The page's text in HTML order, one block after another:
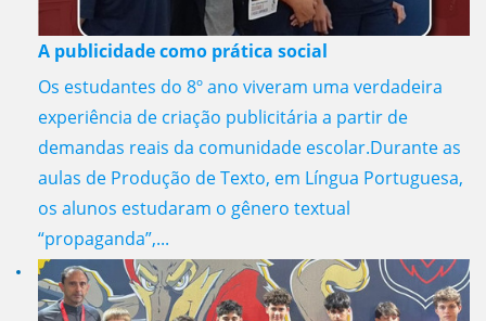
A publicidade como prática social
Os estudantes do 8º ano viveram uma verdadeira
experiência de criação publicitária a partir de
demandas reais da comunidade escolar.Durante as
aulas de Produção de Texto, em Língua Portuguesa,
os alunos estudaram o gênero textual
“propaganda”,...